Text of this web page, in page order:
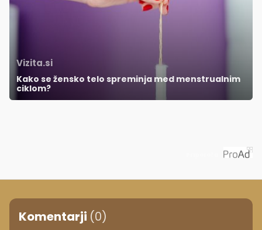
Vizita.si
Kako se žensko telo spreminja med menstrualnim
ciklom?
Komentarji (0)